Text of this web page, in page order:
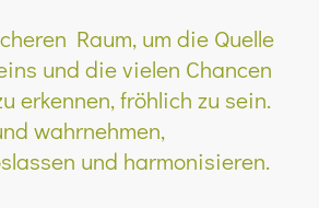
Raum, um die Quelle
und die vielen Chancen
erkennen, fröhlich zu sein.
wahrnehmen,
und harmonisieren.